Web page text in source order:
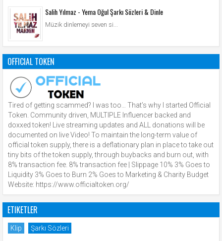
Salih Yılmaz - Yema Oğul Şarkı Sözleri & Dinle
Müzik dinlemeyi seven si...
OFFICIAL TOKEN
Tired of getting scammed? I was too… That’s why I started Official
Token. Community driven, MULTIPLE Influencer backed and
doxxed token! Live streaming updates and ALL donations will be
documented on live Video! To maintain the long-term value of
official token supply, there is a deflationary plan in place to take out
tiny bits of the token supply, through buybacks and burn out, with
8% transaction fee. 8% transaction fee | Slippage 10% 3% Goes to
Liquidity 3% Goes to Burn 2% Goes to Marketing & Charity Budget
Website: https://www.officialtoken.org/
ETIKETLER
Klip Şarkı Sözleri